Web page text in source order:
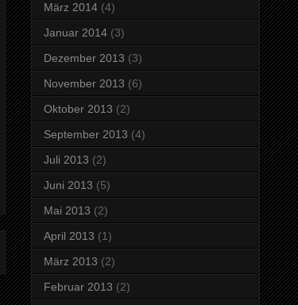
März 2014 (4)
Januar 2014 (3)
Dezember 2013 (3)
November 2013 (6)
Oktober 2013 (2)
September 2013 (4)
Juli 2013 (2)
Juni 2013 (5)
Mai 2013 (2)
April 2013 (1)
März 2013 (2)
Februar 2013 (2)